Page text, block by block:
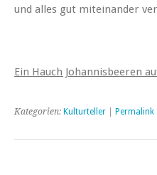
und alles gut miteinander
Ein Hauch Johannisbeeren
Kategorien: Kulturteller Permalink